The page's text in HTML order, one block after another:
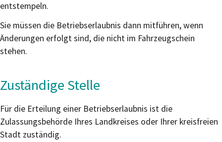
entstempeln.
Sie müssen die Betriebserlaubnis dann mitführen, wenn
Änderungen erfolgt sind, die nicht im Fahrzeugschein
stehen.
Zuständige Stelle
Für die Erteilung einer Betriebserlaubnis ist die
Zulassungsbehörde Ihres Landkreises oder Ihrer kreisfreien
Stadt zuständig.